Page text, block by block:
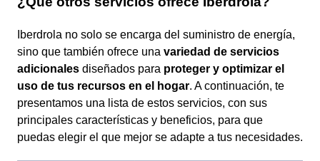
Iberdrola no solo se encarga del suministro de energía,
sino que también ofrece una variedad de servicios
adicionales diseñados para proteger y optimizar el
uso de tus recursos en el hogar. A continuación, te
presentamos una lista de estos servicios, con sus
principales características y beneficios, para que
puedas elegir el que mejor se adapte a tus necesidades.